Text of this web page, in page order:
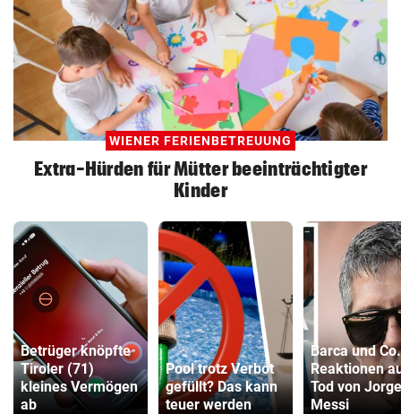
WIENER FERIENBETREUUNG
Extra-Hürden für Mütter beeinträchtigter
Kinder
Betrüger knöpfte
Tiroler (71)
kleines Vermögen
ab
Pool trotz Verbot
gefüllt? Das kann
teuer werden
Barca und
Reaktionen
Tod von Jorge
Messi